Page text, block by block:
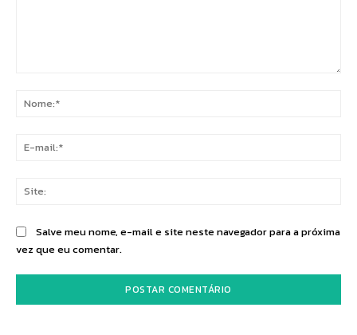
Salve meu nome, e-mail e site neste navegador para a próxima
vez que eu comentar.